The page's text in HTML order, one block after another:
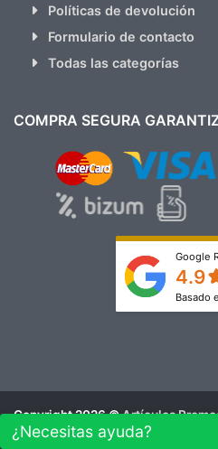
Políticas de devolución
Formulario de contacto
Todas las categorías
COMPRA SEGURA
Google
4.9
Basado
Copyright 2026 ©Artículos
¿Necesitas ayuda?